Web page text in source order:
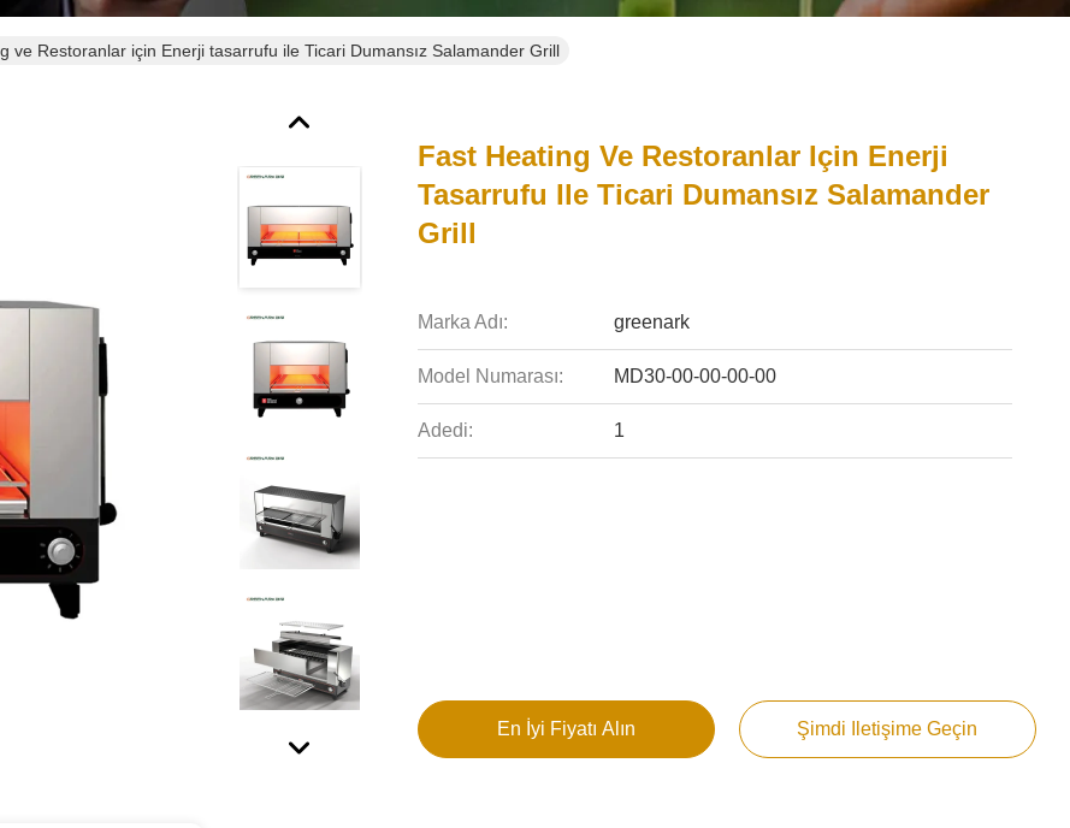
ve Restoranlar için Enerji tasarrufu ile Ticari Dumansız Salamander Grill
Fast Heating Ve Restoranlar Için Enerji
Tasarrufu Ile Ticari Dumansız Salamander
Grill
Marka Adı: greenark
Model Numarası: MD30-00-00-00-00
Adedi: 1
En İyi Fiyatı Alın Şimdi Iletişime Geçin